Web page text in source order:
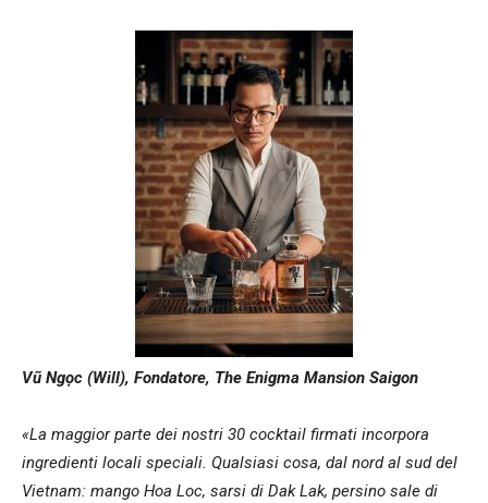
Vũ Ngọc (Will), Fondatore, The Enigma Mansion Saigon
«La maggior parte dei nostri 30 cocktail firmati incorpora
ingredienti locali speciali. Qualsiasi cosa, dal nord al sud del
Vietnam: mango Hoa Loc, sarsi di Dak Lak, persino sale di